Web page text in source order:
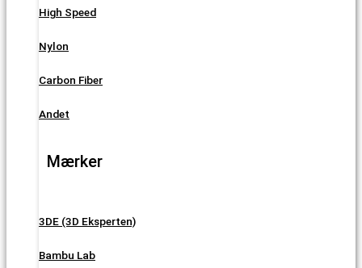
High Speed
Nylon
Carbon Fiber
Andet
Mærker
3DE (3D Eksperten)
Bambu Lab